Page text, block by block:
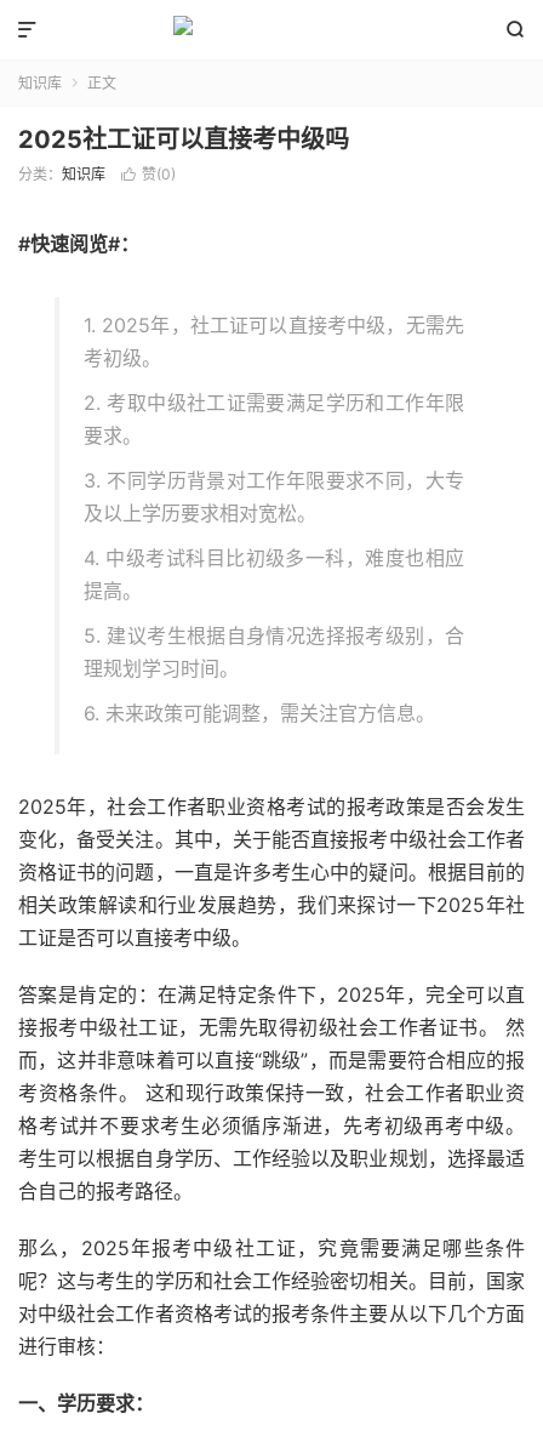


知识库  正文
2025社工证可以直接考中级吗
分类： 知识库  赞(0)
#快速阅览#：
1. 2025年，社工证可以直接考中级，无需先
考初级。
2. 考取中级社工证需要满足学历和工作年限
要求。
3. 不同学历背景对工作年限要求不同，大专
及以上学历要求相对宽松。
4. 中级考试科目比初级多一科，难度也相应
提高。
5. 建议考生根据自身情况选择报考级别，合
理规划学习时间。
6. 未来政策可能调整，需关注官方信息。
2025年，社会工作者职业资格考试的报考政策是否会发生
变化，备受关注。其中，关于能否直接报考中级社会工作者
资格证书的问题，一直是许多考生心中的疑问。根据目前的
相关政策解读和行业发展趋势，我们来探讨一下2025年社
工证是否可以直接考中级。
答案是肯定的：在满足特定条件下，2025年，完全可以直
接报考中级社工证，无需先取得初级社会工作者证书。 然
而，这并非意味着可以直接“跳级”，而是需要符合相应的报
考资格条件。 这和现行政策保持一致，社会工作者职业资
格考试并不要求考生必须循序渐进，先考初级再考中级。
考生可以根据自身学历、工作经验以及职业规划，选择最适
合自己的报考路径。
那么，2025年报考中级社工证，究竟需要满足哪些条件
呢？这与考生的学历和社会工作经验密切相关。目前，国家
对中级社会工作者资格考试的报考条件主要从以下几个方面
进行审核：
一、学历要求：